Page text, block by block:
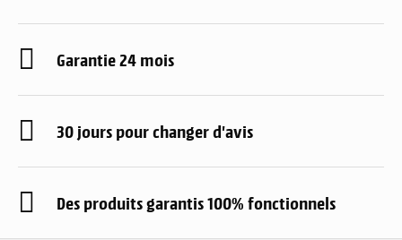
Garantie 24 mois
30 jours pour changer d'avis
Des produits garantis 100% fonctionnels